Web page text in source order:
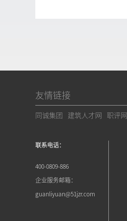
友情链接
同诚集团 建筑人才网 职评网
联系电话：
400-0809-886
企业服务邮箱：
guanliyuan@51jzr.com